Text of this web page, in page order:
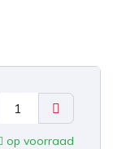
op voorraad